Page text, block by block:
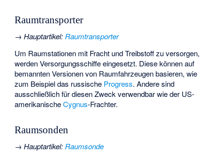
Raumtransporter
→Hauptartikel: Raumtransporter
Um Raumstationen mit Fracht und Treibstoff zu versorgen,
werden Versorgungsschiffe eingesetzt. Diese können auf
bemannten Versionen von Raumfahrzeugen basieren, wie
zum Beispiel das russische Progress. Andere sind
ausschließlich für diesen Zweck verwendbar wie der US-
amerikanischeCygnus-Frachter.
Raumsonden
→Hauptartikel: Raumsonde